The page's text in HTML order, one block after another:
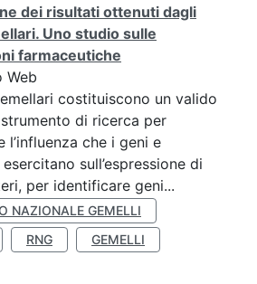
dei risultati ottenuti dagli
Uno studio sulle
farmaceutiche
Web
costituiscono un valido
di ricerca per
l’influenza che i geni e
esercitano sull’espressione di
per identificare geni...
NAZIONALE GEMELLI
RNG GEMELLI